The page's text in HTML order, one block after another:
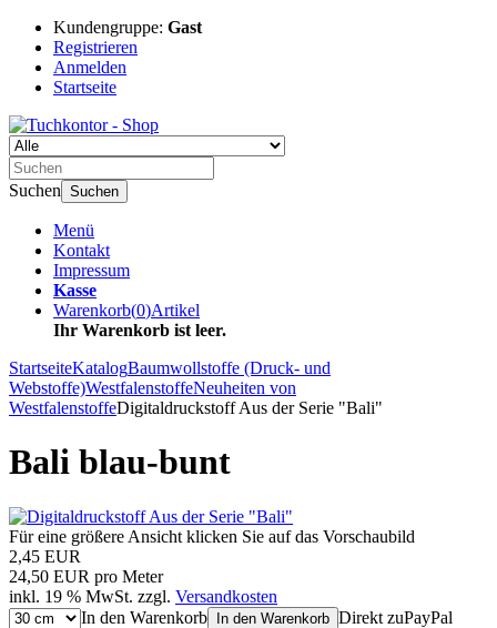
Kundengruppe: Gast
Registrieren
Anmelden
Startseite
Suchen Suchen
Menü
Kontakt
Impressum
Kasse
Warenkorb(0)Artikel
Ihr Warenkorb ist leer.
StartseiteKatalogBaumwollstoffe (Druck- und
Webstoffe)WestfalenstoffeNeuheiten von
WestfalenstoffeDigitaldruckstoff Aus der Serie "Bali"
Bali blau-bunt
Für eine größere Ansicht klicken Sie auf das Vorschaubild
2,45 EUR
24,50 EUR pro Meter
inkl. 19 % MwSt. zzgl. Versandkosten
In den Warenkorb
In den Warenkorb Direkt zuPayPal